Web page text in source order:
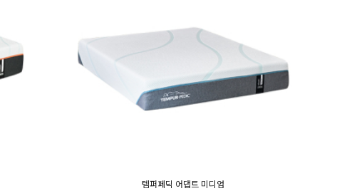
템퍼페딕 어댑트 미디엄